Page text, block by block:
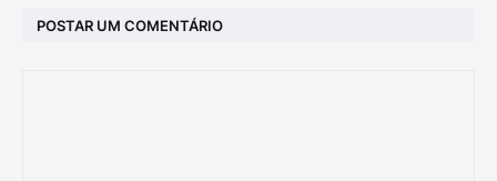
POSTAR UM COMENTÁRIO